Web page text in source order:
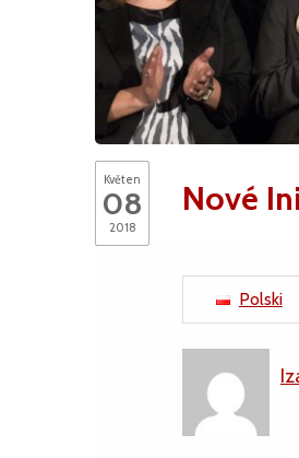
Květen
08
2018
Nové
Polski